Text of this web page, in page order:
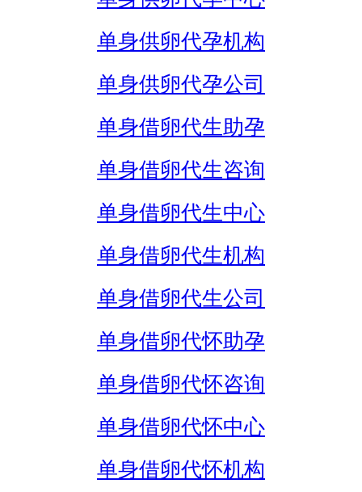
单身供卵代孕机构
单身供卵代孕公司
单身借卵代生助孕
单身借卵代生咨询
单身借卵代生中心
单身借卵代生机构
单身借卵代生公司
单身借卵代怀助孕
单身借卵代怀咨询
单身借卵代怀中心
单身借卵代怀机构